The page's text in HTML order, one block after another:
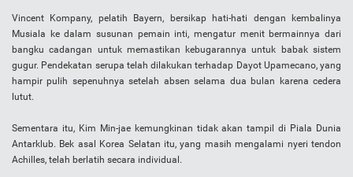
Vincent Kompany, pelatih Bayern, bersikap hati-hati dengan kembalinya
Musiala ke dalam susunan pemain inti, mengatur menit bermainnya dari
bangku cadangan untuk memastikan kebugarannya untuk babak sistem
gugur. Pendekatan serupa telah dilakukan terhadap Dayot Upamecano, yang
hampir pulih sepenuhnya setelah absen selama dua bulan karena cedera
lutut.
Sementara itu, Kim Min-jae kemungkinan tidak akan tampil di Piala Dunia
Antarklub. Bek asal Korea Selatan itu, yang masih mengalami nyeri tendon
Achilles, telah berlatih secara individual.